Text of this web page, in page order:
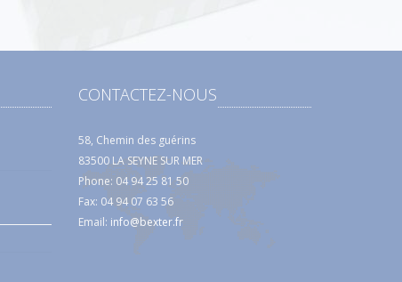
CONTACTEZ-NOUS
58, Chemin des guérins
83500 LA SEYNE SUR MER
Phone: 04 94 25 81 50
Fax: 04 94 07 63 56
Email: info@bexter.fr